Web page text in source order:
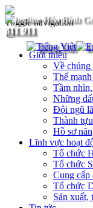
311 911
Toggle navigation
Giới thiệu
Về chúng
Thế
Tầm
Những
Đội ngũ
Thành tựu
Hồ sơ
Lĩnh vực hoạt
Tổ chức
Tổ chức
Cung cấp
Tổ chức
Sản xuất,